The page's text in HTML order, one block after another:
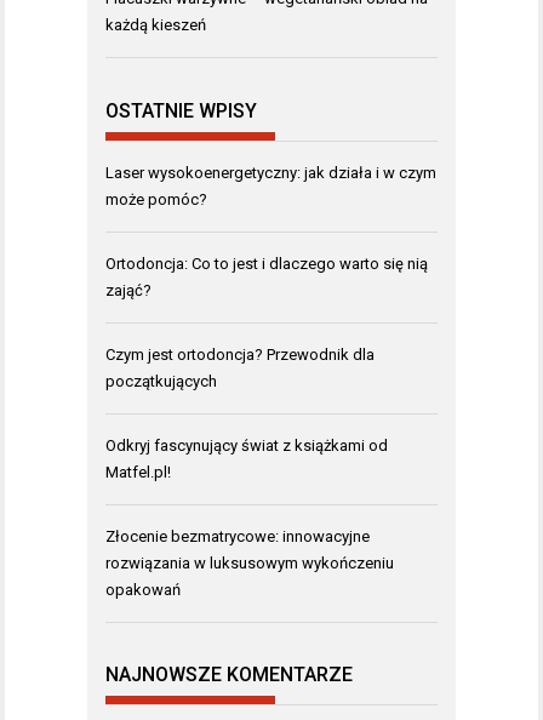
każdą kieszeń
OSTATNIE WPISY
Laser wysokoenergetyczny: jak działa i w czym
może pomóc?
Ortodoncja: Co to jest i dlaczego warto się nią
zająć?
Czym jest ortodoncja? Przewodnik dla
początkujących
Odkryj fascynujący świat z książkami od
Matfel.pl!
Złocenie bezmatrycowe: innowacyjne
rozwiązania w luksusowym wykończeniu
opakowań
NAJNOWSZE KOMENTARZE